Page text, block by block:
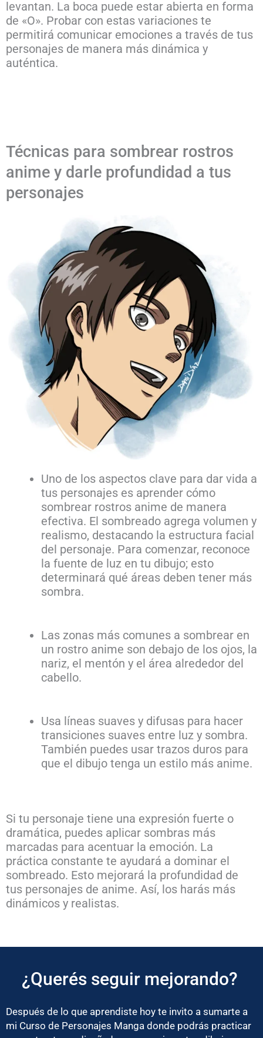
levantan. La boca puede estar abierta en forma
de «O». Probar con estas variaciones te
permitirá comunicar emociones a través de tus
personajes de manera más dinámica y
auténtica.
Técnicas para sombrear rostros
anime y darle profundidad a tus
personajes
Uno de los aspectos clave para dar vida a
tus personajes es aprender cómo
sombrear rostros anime de manera
efectiva. El sombreado agrega volumen y
realismo, destacando la estructura facial
del personaje. Para comenzar, reconoce
la fuente de luz en tu dibujo; esto
determinará qué áreas deben tener más
sombra.
Las zonas más comunes a sombrear en
un rostro anime son debajo de los ojos, la
nariz, el mentón y el área alrededor del
cabello.
Usa líneas suaves y difusas para hacer
transiciones suaves entre luz y sombra.
También puedes usar trazos duros para
que el dibujo tenga un estilo más anime.
Si tu personaje tiene una expresión fuerte o
dramática, puedes aplicar sombras más
marcadas para acentuar la emoción. La
práctica constante te ayudará a dominar el
sombreado. Esto mejorará la profundidad de
tus personajes de anime. Así, los harás más
dinámicos y realistas.
¿Querés seguir mejorando?
Después de lo que aprendiste hoy te invito a sumarte a
mi Curso de Personajes Manga donde podrás practicar